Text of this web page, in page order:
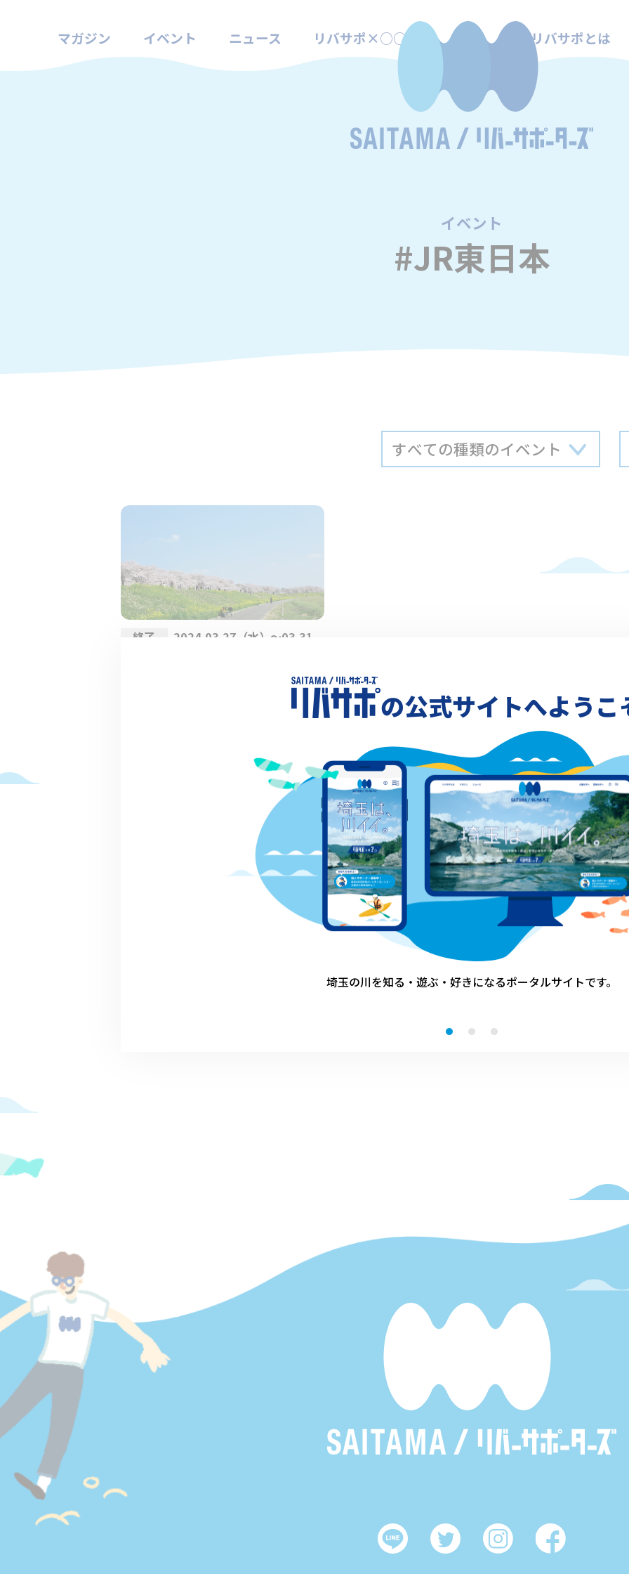
マガジン イベント ニュース リバサポ×○○ リバサポとは
イベント
/
#JR東日本
終了
2024.03.27（水）～03.31
ご参加いただくため16:30までにゴール
熊谷桜堤の桜観賞ハイキング （秩
父鉄道・ＪＲ東日本合同ハイキン
の公式サイトへようこ
埼玉の川を知る・遊ぶ・好きになるポータルサイトです。